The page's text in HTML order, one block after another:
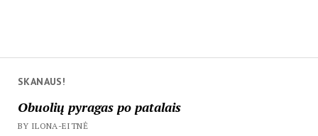
SKANAUS!
Obuolių pyragas po patalais
BY ILONA-EITNĖ